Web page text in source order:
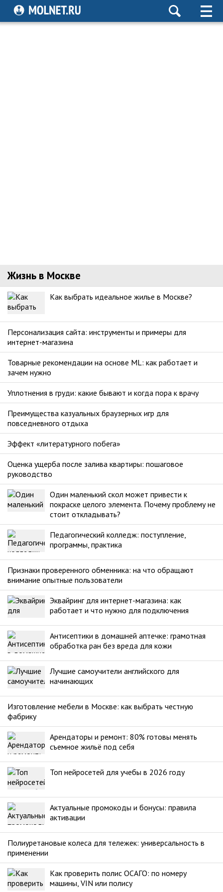
Жизнь в Москве
Как выбрать идеальное жилье в Москве?
Персонализация сайта: инструменты и примеры для
интернет-магазина
Товарные рекомендации на основе ML: как работает и
зачем нужно
Уплотнения в груди: какие бывают и когда пора к врачу
Преимущества казуальных браузерных игр для
повседневного отдыха
Эффект «литературного побега»
Оценка ущерба после залива квартиры: пошаговое
руководство
Один маленький скол может привести к
покраске целого элемента. Почему проблему не
стоит откладывать?
Педагогический колледж: поступление,
программы, практика
Признаки проверенного обменника: на что обращают
внимание опытные пользователи
Эквайринг для интернет-магазина: как
работает и что нужно для подключения
Антисептики в домашней аптечке: грамотная
обработка ран без вреда для кожи
Лучшие самоучители английского для
начинающих
Изготовление мебели в Москве: как выбрать честную
фабрику
Арендаторы и ремонт: 80% готовы менять
съемное жильё под себя
Топ нейросетей для учебы в 2026 году
Актуальные промокоды и бонусы: правила
активации
Полиуретановые колеса для тележек: универсальность в
применении
Как проверить полис ОСАГО: по номеру
машины, VIN или полису